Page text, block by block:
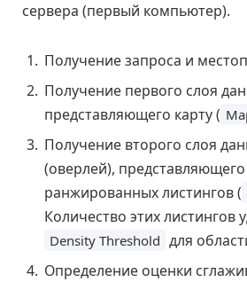
сервера (первый компьютер).
Получение запроса и
Получение первого слоя
представляющего карту (
Получение второго слоя
(оверлей),
ранжированных листингов (
Количество этих листингов
Density Threshold для
Определение оценки